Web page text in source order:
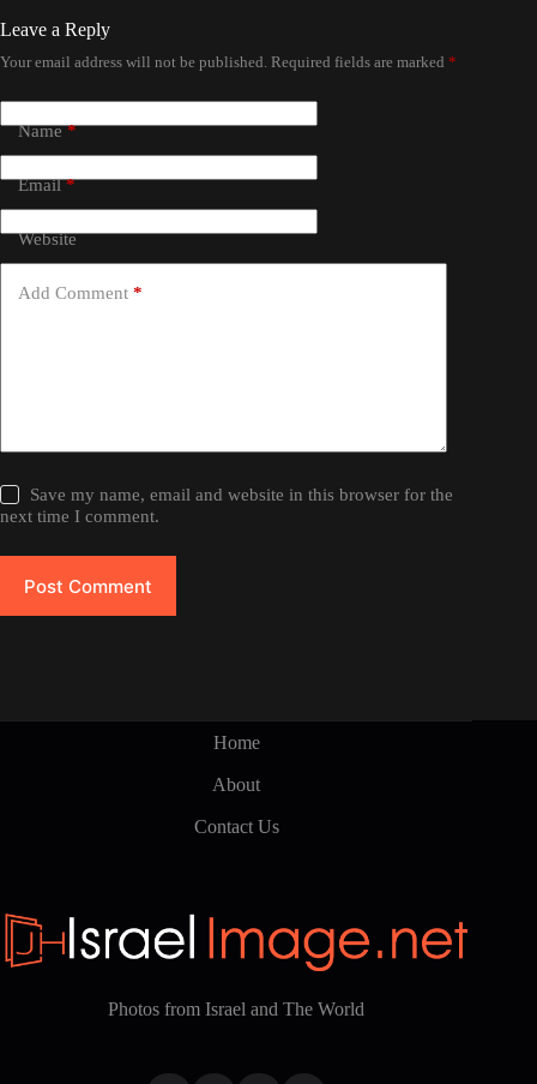
Leave a Reply
Your email address will not be published. Required fields are marked *
Name*
Email*
Website
Add Comment *
Save my name, email and website in this browser for the
next time I comment.
Post Comment
Home
About
Contact Us
Photos from Israel and The World